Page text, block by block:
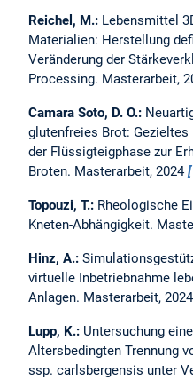
Reichel, M.: Lebensmittel
Materialien: Herstellung
Veränderung der
Processing. Masterarbeit,
Camara Soto, D. O.:
glutenfreies Brot: Gezieltes
der Flüssigteigphase zur
Broten. Masterarbeit, 2024
Topouzi, T.: Rheologische
Kneten-Abhängigkeit.
Hinz, A.:
virtuelle Inbetriebnahme
Anlagen. Masterarbeit, 2024
Lupp, K.: Untersuchung
Altersbedingten Trennung
ssp. carlsbergensis unter